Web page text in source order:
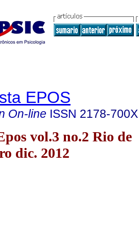
EPOS
On-line ISSN 2178-700X
vol.3 no.2 Rio de
dic. 2012